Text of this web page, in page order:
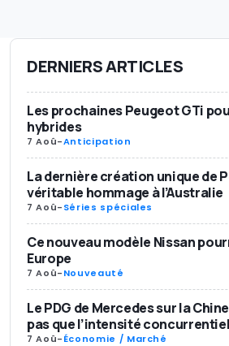
DERNIERS ARTICLES
Les prochaines Peugeot GTi
hybrides
7 Aoû-Anticipation
La dernière création unique de
véritable hommage à l’Australie
7 Aoû-Séries spéciales
Ce nouveau modèle Nissan
Europe
7 Aoû-Nouveauté
Le PDG de Mercedes sur la
pas que l’intensité
7 Aoû-Économie / Marché